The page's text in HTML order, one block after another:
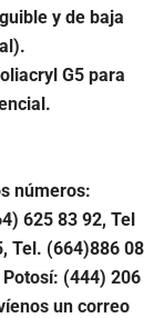
y de baja
G5 para
números:
625 83 92, Tel
Tel. (664)886 08
(444) 206
un correo